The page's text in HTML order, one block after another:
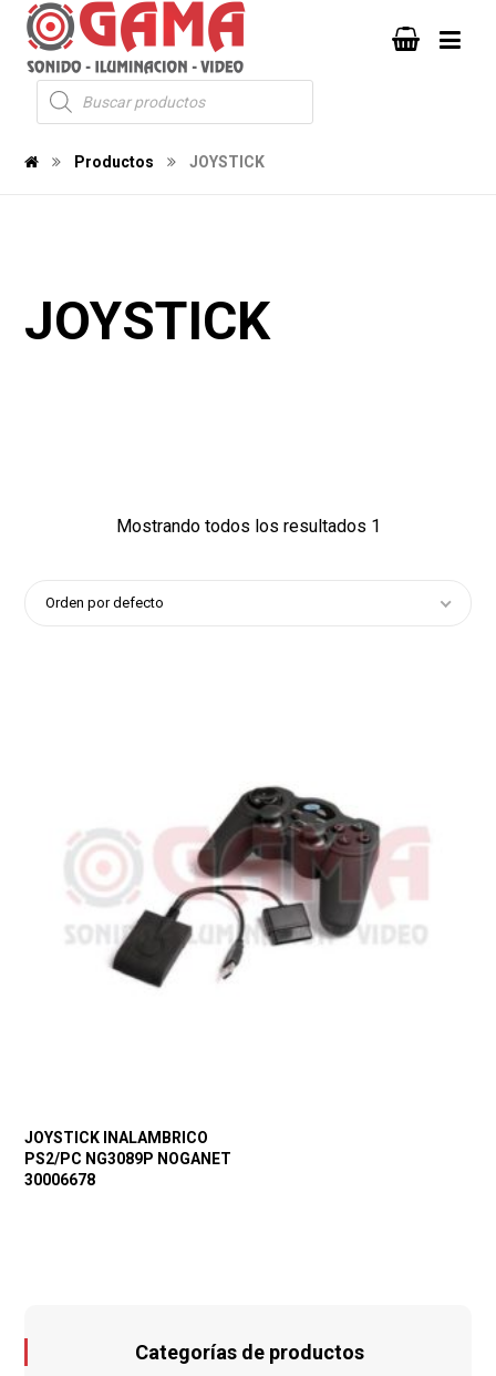
Productos JOYSTICK
JOYSTICK
Mostrando todos los resultados 1
Orden por defecto
JOYSTICK INALAMBRICO
PS2/PC NG3089P NOGANET
30006678
Categorías de productos